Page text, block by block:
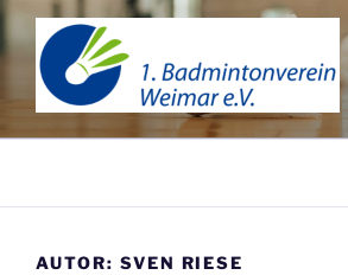
Zum
Inhalt
springen
1.
AUTOR: SVEN RIESE